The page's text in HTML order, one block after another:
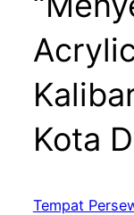
Kota
Tempat